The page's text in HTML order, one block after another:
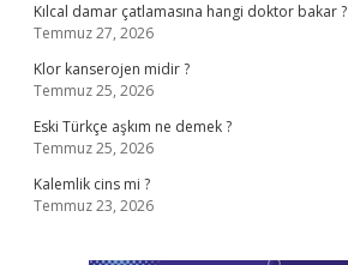
Kılcal damar çatlamasına hangi doktor bakar ?
Temmuz 27, 2026
Klor kanserojen midir ?
Temmuz 25, 2026
Eski Türkçe aşkım ne demek ?
Temmuz 25, 2026
Kalemlik cins mi ?
Temmuz 23, 2026